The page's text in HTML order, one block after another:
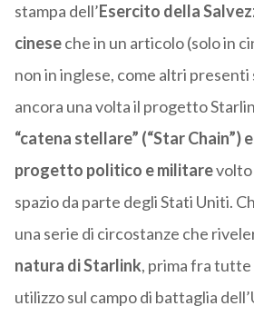
stampa dell’Esercito della
cineseche in un articolo (solo in
non in inglese, come altri
ancora una volta il progetto
“catena stellare” (“Star Chain”)
progetto politico e militarevolto
spazio da parte degli Stati Uniti.
una serie di circostanze che
natura di Starlink, prima fra
utilizzo sul campo di battaglia